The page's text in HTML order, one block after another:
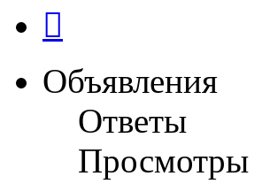
Объявления
Ответы
Просмотры